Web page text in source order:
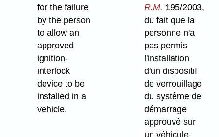
for the failure
by the person
to allow an
approved
ignition-
interlock
device to be
installed in a
vehicle.
R.M. 195/2003,
du fait que la
personne n'a
pas permis
l'installation
d'un dispositif
de verrouillage
du système de
démarrage
approuvé sur
un véhicule.